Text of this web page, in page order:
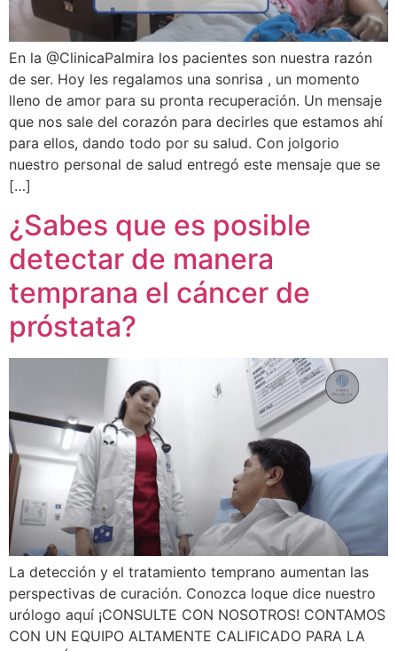
En la @ClinicaPalmira los pacientes son nuestra razón
de ser. Hoy les regalamos una sonrisa , un momento
lleno de amor para su pronta recuperación. Un mensaje
que nos sale del corazón para decirles que estamos ahí
para ellos, dando todo por su salud. Con jolgorio
nuestro personal de salud entregó este mensaje que se
[…]
¿Sabes que es posible
detectar de manera
temprana el cáncer de
próstata?
La detección y el tratamiento temprano aumentan las
perspectivas de curación. Conozca loque dice nuestro
urólogo aquí ¡CONSULTE CON NOSOTROS! CONTAMOS
CON UN EQUIPO ALTAMENTE CALIFICADO PARA LA